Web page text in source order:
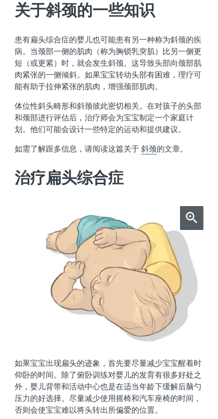
关于斜颈的一些知识
患有扁头综合症的婴儿也可能患有另一种称为斜颈的疾
病。当颈部一侧的肌肉（称为胸锁乳突肌）比另一侧更
短（或更紧）时，就会发生斜颈。这导致头部向颈部肌
肉紧张的一侧倾斜。如果宝宝转动头部有困难，理疗可
能有助于拉伸紧张的肌肉，增强颈部肌肉。
体位性斜头畸形和斜颈彼此密切相关。在对孩子的头部
和颈部进行评估后，治疗师会为宝宝制定一个家庭计
划。他们可能会设计一些特定的运动和提供建议。
如需了解跟多信息，请阅读这篇关于斜颈的文章。
治疗扁头综合症
如果宝宝出现扁头的迹象，首先要尽量减少宝宝醒着时
仰卧的时间。除了俯卧训练对婴儿的发育有很多好处之
外，婴儿背带和活动中心也是在适当年龄下缓解后脑勺
压力的好选择。尽量减少使用摇椅和汽车座椅的时间，
否则会使宝宝难以将头转出所偏爱的位置。